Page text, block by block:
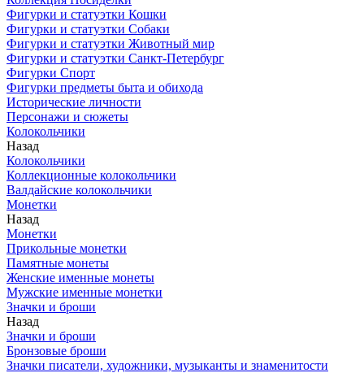
Фигурки и статуэтки Кошки
Фигурки и статуэтки Собаки
Фигурки и статуэтки Животный мир
Фигурки и статуэтки Санкт-Петербург
Фигурки Спорт
Фигурки предметы быта и обихода
Исторические личности
Персонажи и сюжеты
Колокольчики
Назад
Колокольчики
Коллекционные колокольчики
Валдайские колокольчики
Монетки
Назад
Монетки
Прикольные монетки
Памятные монеты
Женские именные монеты
Мужские именные монетки
Значки и броши
Назад
Значки и броши
Бронзовые броши
Значки писатели, художники, музыканты и знаменитости